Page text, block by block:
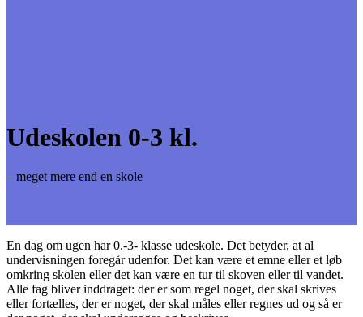
Udeskolen 0-3 kl.
– meget mere end en skole
En dag om ugen har 0.-3- klasse udeskole. Det betyder, at al
undervisningen foregår udenfor. Det kan være et emne eller et løb
omkring skolen eller det kan være en tur til skoven eller til vandet.
Alle fag bliver inddraget: der er som regel noget, der skal skrives
eller fortælles, der er noget, der skal måles eller regnes ud og så er